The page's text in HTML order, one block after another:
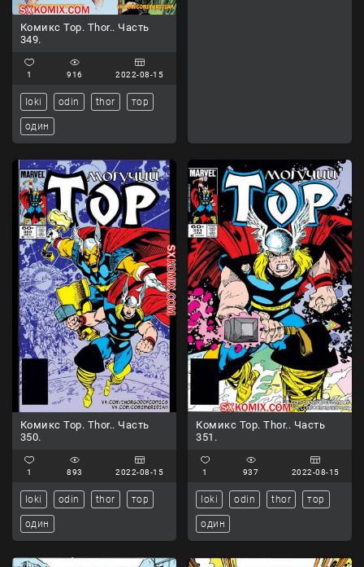
Комикс Тор. Thor.. Часть
349.
1 916 2022-08-15
loki odin thor тор
один
Комикс Тор. Thor.. Часть
350.
1 893 2022-08-15
loki odin thor тор
один
Комикс Тор. Thor.. Часть
351.
1 937 2022-08-15
loki odin thor тор
один